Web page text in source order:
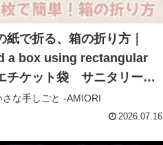
紙で折る、箱の折り方｜
a box using rectangular
チケット袋 サニタリー
自立式 – ちいさな手しごと -AMIORI
な手しごと -AMIORI
2026.07.16